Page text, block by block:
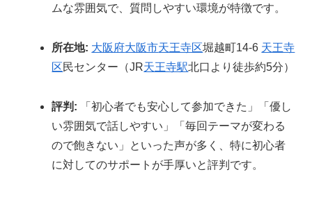
ムな雰囲気で、質問しやすい環境が特徴です。
所在地: 大阪府大阪市天王寺区堀越町14-6 天王寺
区民センター（JR天王寺駅北口より徒歩約5分）
評判: 「初心者でも安心して参加できた」「優し
い雰囲気で話しやすい」「毎回テーマが変わる
ので飽きない」といった声が多く、特に初心者
に対してのサポートが手厚いと評判です。